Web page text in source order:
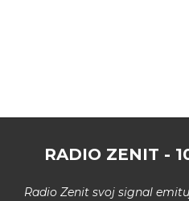
RADIO ZENIT -
Radio Zenit svoj signal